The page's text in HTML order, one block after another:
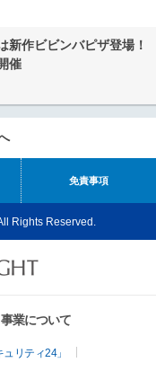
新作ビビンバピザ登場！
催
免責事項
Rights Reserved.
業について
リティ24」